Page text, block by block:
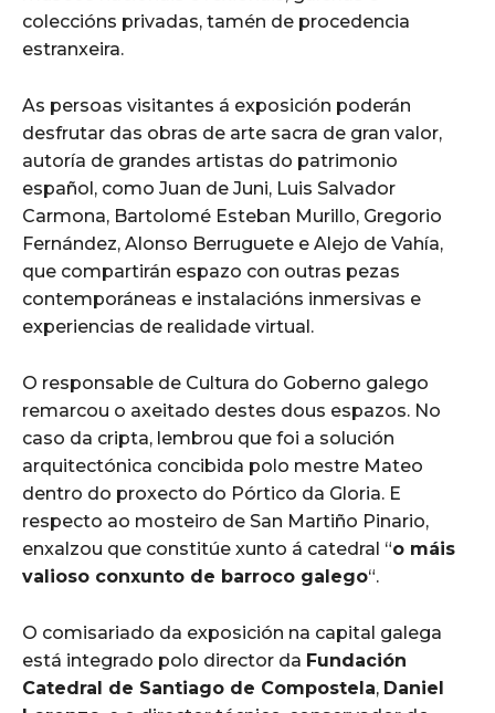
coleccións privadas, tamén de procedencia
estranxeira.
As persoas visitantes á exposición poderán
desfrutar das obras de arte sacra de gran valor,
autoría de grandes artistas do patrimonio
español, como Juan de Juni, Luis Salvador
Carmona, Bartolomé Esteban Murillo, Gregorio
Fernández, Alonso Berruguete e Alejo de Vahía,
que compartirán espazo con outras pezas
contemporáneas e instalacións inmersivas e
experiencias de realidade virtual.
O responsable de Cultura do Goberno galego
remarcou o axeitado destes dous espazos. No
caso da cripta, lembrou que foi a solución
arquitectónica concibida polo mestre Mateo
dentro do proxecto do Pórtico da Gloria. E
respecto ao mosteiro de San Martiño Pinario,
enxalzou que constitúe xunto á catedral “o máis
valioso conxunto de barroco galego“.
O comisariado da exposición na capital galega
está integrado polo director da Fundación
Catedral de Santiago de Compostela, Daniel